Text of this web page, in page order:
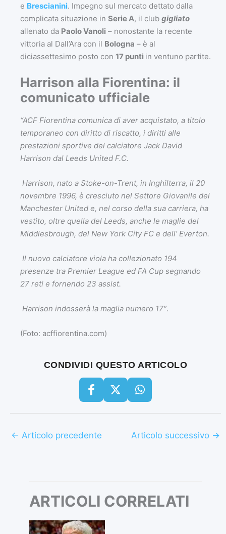
e Brescianini. Impegno sul mercato dettato dalla
complicata situazione in Serie A, il club gigliato
allenato da Paolo Vanoli – nonostante la recente
vittoria al Dall’Ara con il Bologna – è al
diciassettesimo posto con 17 punti in ventuno partite.
Harrison alla Fiorentina: il
comunicato ufficiale
“ACF Fiorentina comunica di aver acquistato, a titolo
temporaneo con diritto di riscatto, i diritti alle
prestazioni sportive del calciatore Jack David
Harrison dal Leeds United F.C.
Harrison, nato a Stoke-on-Trent, in Inghilterra, il 20
novembre 1996, è cresciuto nel Settore Giovanile del
Manchester United e, nel corso della sua carriera, ha
vestito, oltre quella del Leeds, anche le maglie del
Middlesbrough, del New York City FC e dell’ Everton.
Il nuovo calciatore viola ha collezionato 194
presenze tra Premier League ed FA Cup segnando
27 reti e fornendo 23 assist.
Harrison indosserà la maglia numero 17″.
(Foto: acffiorentina.com)
CONDIVIDI QUESTO ARTICOLO
← Articolo precedente Articolo successivo →
ARTICOLI CORRELATI